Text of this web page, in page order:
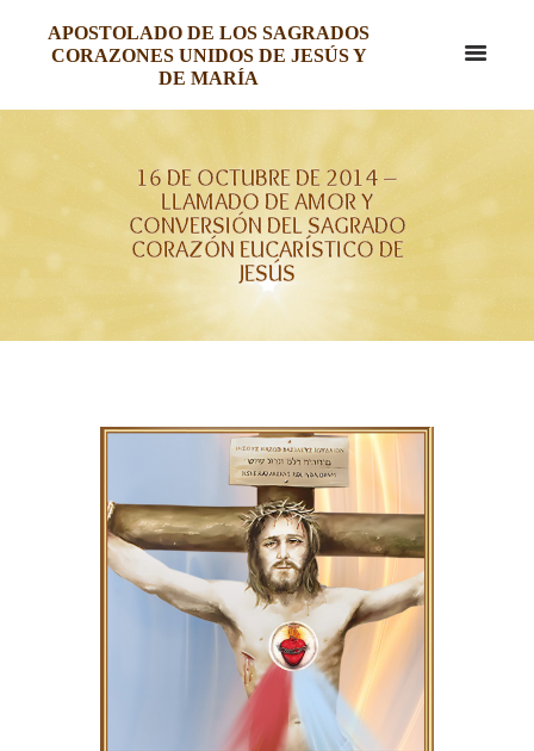
APOSTOLADO DE LOS SAGRADOS
CORAZONES UNIDOS DE JESÚS Y
DE MARÍA
16 DE OCTUBRE DE 2014 –
LLAMADO DE AMOR Y
CONVERSIÓN DEL SAGRADO
CORAZÓN EUCARÍSTICO DE
JESÚS